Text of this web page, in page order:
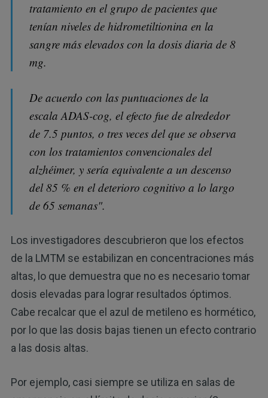
tratamiento en el grupo de pacientes que
tenían niveles de hidrometiltionina en la
sangre más elevados con la dosis diaria de 8
mg.
De acuerdo con las puntuaciones de la
escala ADAS-cog, el efecto fue de alrededor
de 7.5 puntos, o tres veces del que se observa
con los tratamientos convencionales del
alzhéimer, y sería equivalente a un descenso
del 85 % en el deterioro cognitivo a lo largo
de 65 semanas".
Los investigadores descubrieron que los efectos
de la LMTM se estabilizan en concentraciones más
altas, lo que demuestra que no es necesario tomar
dosis elevadas para lograr resultados óptimos.
Cabe recalcar que el azul de metileno es hormético,
por lo que las dosis bajas tienen un efecto contrario
a las dosis altas.
Por ejemplo, casi siempre se utiliza en salas de